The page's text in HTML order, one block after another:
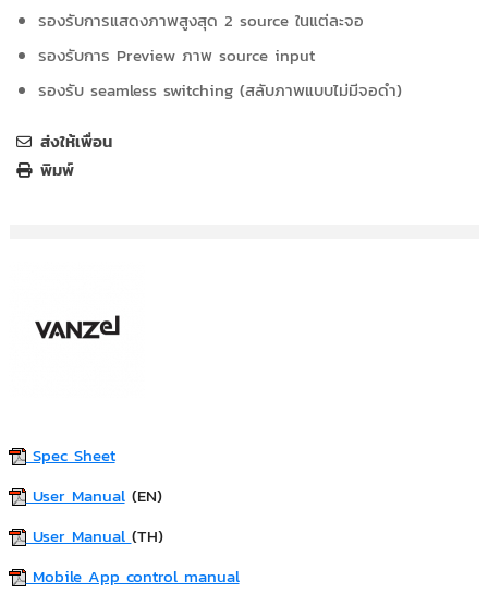
รองรับการแสดงภาพสูงสุด 2 source ในแต่ละจอ
รองรับการ Preview ภาพ source input
รองรับ seamless switching (สลับภาพแบบไม่มีจอดำ)
ส่งให้เพื่อน
พิมพ์
Spec Sheet
User Manual(EN)
User Manual (TH)
Mobile App control manual